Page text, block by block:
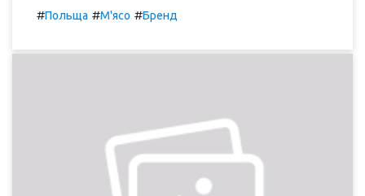
#Польща #М'ясо #Бренд